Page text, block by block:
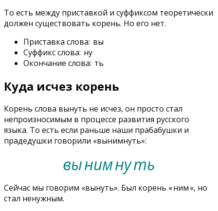
То есть между приставкой и суффиксом теоретически
должен существовать корень. Но его нет.
Приставка слова: вы
Суффикс слова: ну
Окончание слова: ть
Куда исчез корень
Корень слова вынуть не исчез, он просто стал
непроизносимым в процессе развития русского
языка. То есть если раньше наши прабабушки и
прадедушки говорили «вынимнуть»:
вынимнуть
Сейчас мы говорим «вынуть». Был корень «ним«, но
стал ненужным.